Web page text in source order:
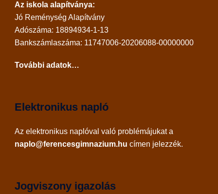
Az iskola alapítványa:
Jó Reménység Alapítvány
Adószáma: 18894934-1-13
Bankszámlaszáma: 11747006-20206088-00000000
További adatok…
Elektronikus napló
Az elektronikus naplóval való problémájukat a
naplo@ferencesgimnazium.hu címen jelezzék.
Jogviszony igazolás